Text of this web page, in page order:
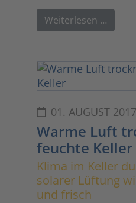
Weiterlesen …
01. AUGUST 2017
Warme Luft
feuchte Keller
Klima im Keller
solarer Lüftung
und frisch